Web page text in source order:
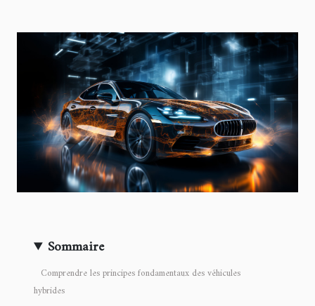
Sommaire
Comprendre les principes fondamentaux des véhicules
hybrides